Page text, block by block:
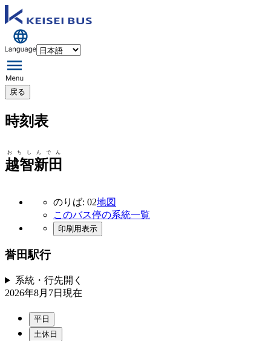
戻る
時刻表
越智新田
おちしんでん
のりば: 02地図
このバス停の系統一覧
印刷用表示
誉田駅行
系統・行先開く
2026年8月7日 現在
平日
土休日